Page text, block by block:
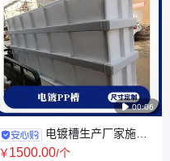
 00:06
电镀槽生产厂家施工
pp电解槽电镀PP槽 防腐Pp塑
￥1500.00/个